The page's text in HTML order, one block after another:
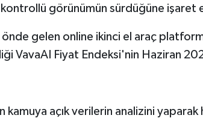
görünümün sürdüğüne işaret
gelen online ikinci el araç
VavaAI Fiyat Endeksi'nin Haziran
kamuya açık verilerin analizini yaparak